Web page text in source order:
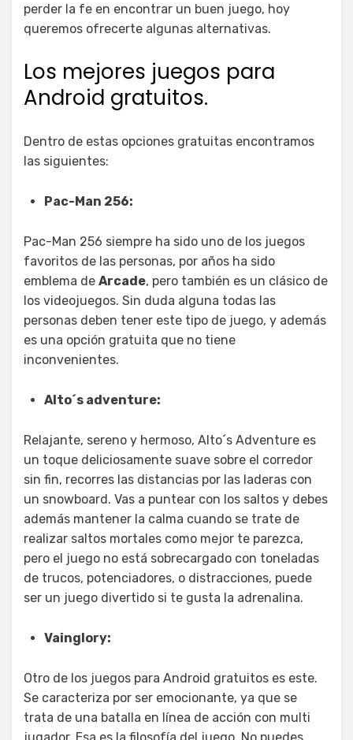
perder la fe en encontrar un buen juego, hoy
queremos ofrecerte algunas alternativas.
Los mejores juegos para
Android gratuitos.
Dentro de estas opciones gratuitas encontramos
las siguientes:
Pac-Man 256:
Pac-Man 256 siempre ha sido uno de los juegos
favoritos de las personas, por años ha sido
emblema de Arcade, pero también es un clásico de
los videojuegos. Sin duda alguna todas las
personas deben tener este tipo de juego, y además
es una opción gratuita que no tiene
inconvenientes.
Alto´s adventure:
Relajante, sereno y hermoso, Alto´s Adventure es
un toque deliciosamente suave sobre el corredor
sin fin, recorres las distancias por las laderas con
un snowboard. Vas a puntear con los saltos y debes
además mantener la calma cuando se trate de
realizar saltos mortales como mejor te parezca,
pero el juego no está sobrecargado con toneladas
de trucos, potenciadores, o distracciones, puede
ser un juego divertido si te gusta la adrenalina.
Vainglory:
Otro de los juegos para Android gratuitos es este.
Se caracteriza por ser emocionante, ya que se
trata de una batalla en línea de acción con multi
jugador. Esa es la filosofía del juego. No puedes